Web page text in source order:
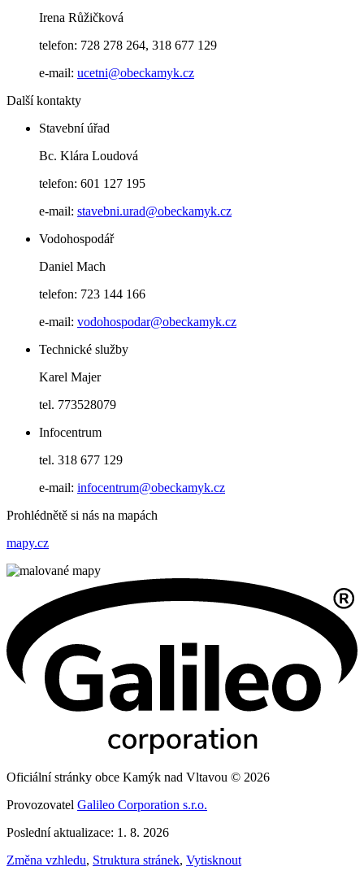
Irena Růžičková
telefon: 728 278 264, 318 677 129
e-mail: ucetni@obeckamyk.cz
Další kontakty
Stavební úřad
Bc. Klára Loudová
telefon: 601 127 195
e-mail: stavebni.urad@obeckamyk.cz
Vodohospodář
Daniel Mach
telefon: 723 144 166
e-mail: vodohospodar@obeckamyk.cz
Technické služby
Karel Majer
tel. 773528079
Infocentrum
tel. 318 677 129
e-mail: infocentrum@obeckamyk.cz
Prohlédnětě si nás na mapách
mapy.cz
Oficiální stránky obce Kamýk nad Vltavou © 2026
Provozovatel Galileo Corporation s.r.o.
Poslední aktualizace: 1. 8. 2026
Změna vzhledu, Struktura stránek, Vytisknout